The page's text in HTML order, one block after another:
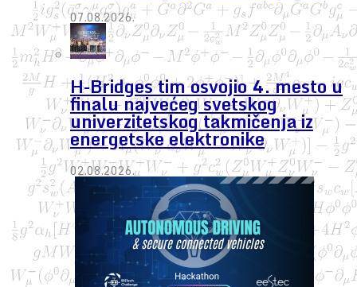
07.08.2026.
H-Bridges tim osvojio 4. mesto u
finalu najvećeg svetskog
univerzitetskog takmičenja iz
energetske elektronike
02.08.2026.